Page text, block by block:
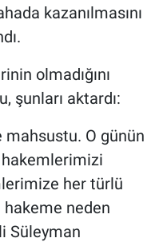
kazanılmasını
olmadığını
şunları aktardı:
mahsustu. O günün
her türlü
hakeme neden
Süleyman